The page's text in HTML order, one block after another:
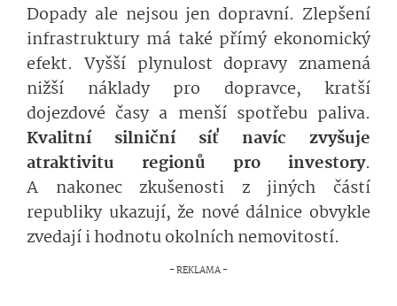
Dopady ale nejsou jen dopravní. Zlepšení
infrastruktury má také přímý ekonomický
efekt. Vyšší plynulost dopravy znamená
nižší náklady pro dopravce, kratší
dojezdové časy a menší spotřebu paliva.
Kvalitní silniční síť navíc zvyšuje
atraktivitu regionů pro investory.
A nakonec zkušenosti z jiných částí
republiky ukazují, že nové dálnice obvykle
zvedají i hodnotu okolních nemovitostí.